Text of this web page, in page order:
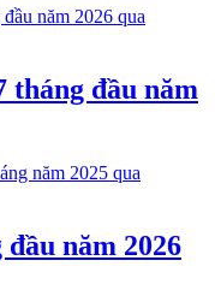
tháng đầu năm
năm 2026